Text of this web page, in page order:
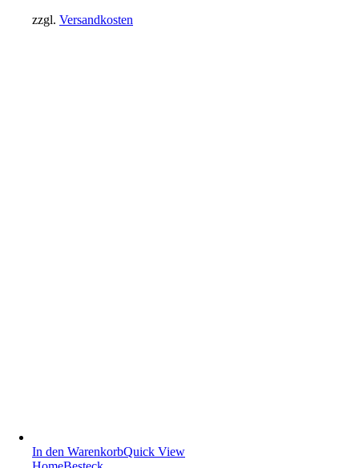
zzgl. Versandkosten
In den WarenkorbQuick View